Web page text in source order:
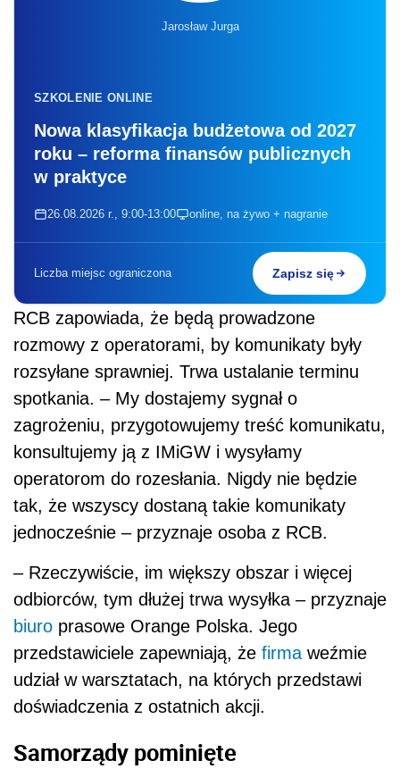
Jarosław Jurga
SZKOLENIE ONLINE
Nowa klasyfikacja budżetowa od 2027
roku – reforma finansów publicznych
w praktyce
26.08.2026 r., 9:00-13:00 online, na żywo + nagranie
Liczba miejsc ograniczona Zapisz się
RCB zapowiada, że będą prowadzone
rozmowy z operatorami, by komunikaty były
rozsyłane sprawniej. Trwa ustalanie terminu
spotkania. – My dostajemy sygnał o
zagrożeniu, przygotowujemy treść komunikatu,
konsultujemy ją z IMiGW i wysyłamy
operatorom do rozesłania. Nigdy nie będzie
tak, że wszyscy dostaną takie komunikaty
jednocześnie – przyznaje osoba z RCB.
– Rzeczywiście, im większy obszar i więcej
odbiorców, tym dłużej trwa wysyłka – przyznaje
biuro prasowe Orange Polska. Jego
przedstawiciele zapewniają, że firma weźmie
udział w warsztatach, na których przedstawi
doświadczenia z ostatnich akcji.
Samorządy pominięte